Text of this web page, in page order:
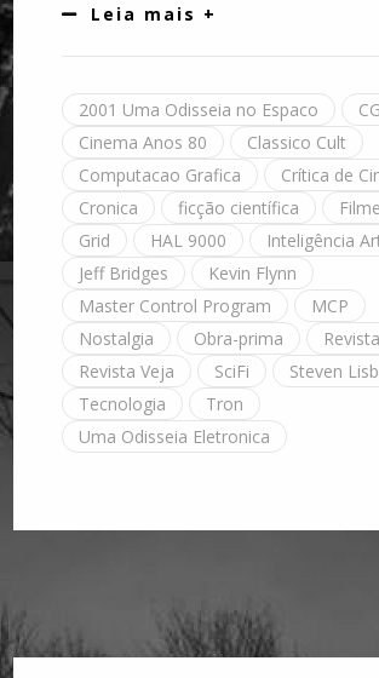
Leia mais +
2001 Uma Odisseia no Espaco
Cinema Anos 80
Classico Cult
Computacao Grafica
Crítica de
Cronica
ficção científica
Grid
HAL 9000
Inteligência
Jeff Bridges
Kevin Flynn
Master Control Program
MCP
Nostalgia
Obra-prima
Revista Veja
SciFi
Steven
Tecnologia
Tron
Uma Odisseia Eletronica